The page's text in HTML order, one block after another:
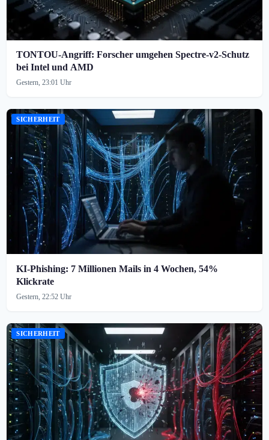
TONTOU-Angriff: Forscher umgehen Spectre-v2-Schutz
bei Intel und AMD
Gestern, 23:01 Uhr
SICHERHEIT
KI-Phishing: 7 Millionen Mails in 4 Wochen, 54%
Klickrate
Gestern, 22:52 Uhr
SICHERHEIT